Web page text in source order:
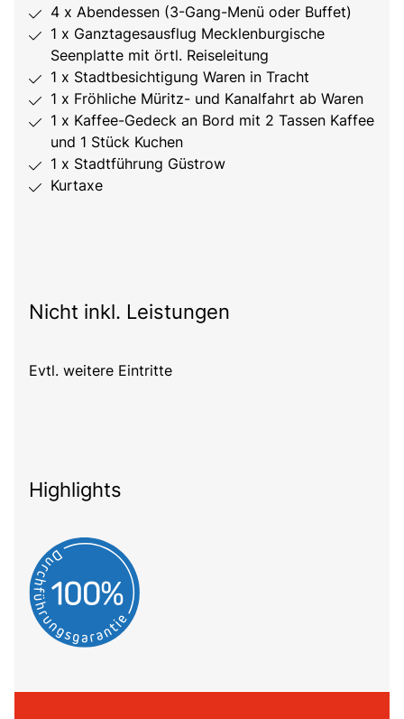
4 x Abendessen (3-Gang-Menü oder Buffet)
1 x Ganztagesausflug Mecklenburgische
Seenplatte mit örtl. Reiseleitung
1 x Stadtbesichtigung Waren in Tracht
1 x Fröhliche Müritz- und Kanalfahrt ab Waren
1 x Kaffee-Gedeck an Bord mit 2 Tassen Kaffee
und 1 Stück Kuchen
1 x Stadtführung Güstrow
Kurtaxe
Nicht inkl. Leistungen
Evtl. weitere Eintritte
Highlights